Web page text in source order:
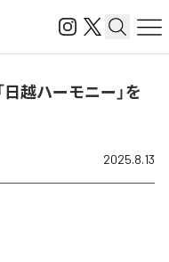
日越ハーモニー」を
2025.8.13